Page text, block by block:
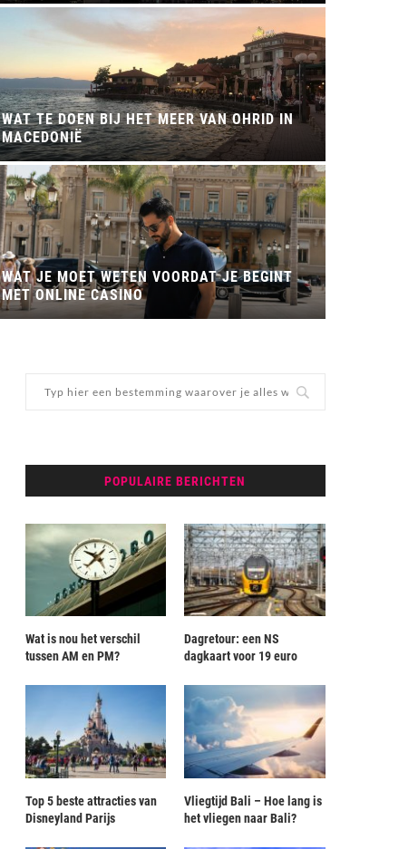
WAT TE DOEN BIJ HET MEER VAN OHRID IN
MACEDONIË
WAT JE MOET WETEN VOORDAT JE BEGINT
MET ONLINE CASINO
POPULAIRE BERICHTEN
Wat is nou het verschil
tussen AM en PM?
Dagretour: een NS
dagkaart voor 19 euro
Top 5 beste attracties van
Disneyland Parijs
Vliegtijd Bali – Hoe lang is
het vliegen naar Bali?